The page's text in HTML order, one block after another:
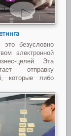
это безусловно
электронной
целей. Эта
отправку
которые либо